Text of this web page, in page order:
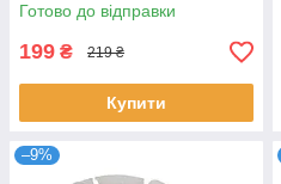
Готово до відправки
199 ₴ 219 ₴
Купити
–9%